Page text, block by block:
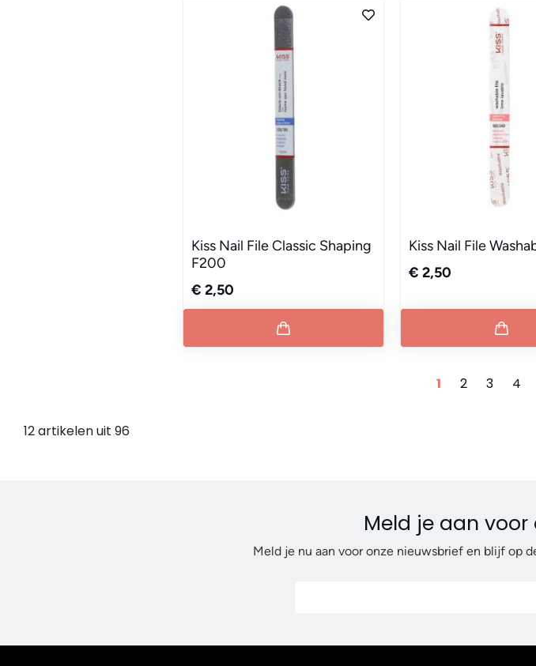
Kiss Nail File Classic Shaping
F200
€ 2,50
Kiss Nail File
€ 2,50
1 2 3 4
12 artikelen uit 96
Meld je aan
Meld je nu aan voor onze nieuwsbrief en blijf op